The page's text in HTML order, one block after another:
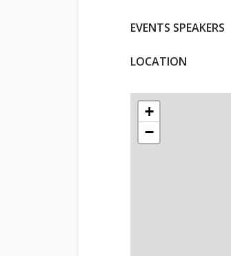
EVENTS SPEAKERS
LOCATION
+
−